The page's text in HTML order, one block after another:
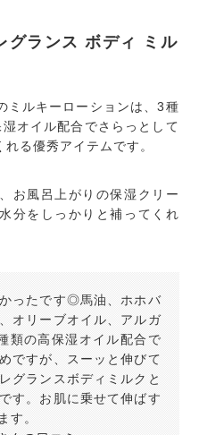
グランス ボディ ミル
ミルキーローションは、3種
オイル配合でさらっとして
る優秀アイテムです。
お風呂上がりの保湿クリー
分をしっかりと補ってくれ
ったです◎馬油、ホホバ
オリーブオイル、アルガ
類の高保湿オイル配合で
ですが、スーッと伸びて
グランスボディミルクと
す。お肌に乗せて伸ばす
す。